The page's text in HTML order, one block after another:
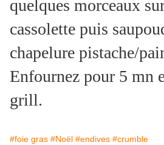
quelques morceaux
cassolette puis
chapelure pistache/
Enfournez pour 5 mn
grill.
#foie gras #Noël #endives #crumble